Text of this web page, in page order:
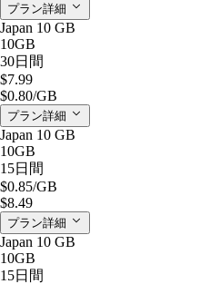
プラン詳細
Japan 10 GB
10GB
30日間
$7.99
$0.80/GB
プラン詳細
Japan 10 GB
10GB
15日間
$0.85/GB
$8.49
プラン詳細
Japan 10 GB
10GB
15日間